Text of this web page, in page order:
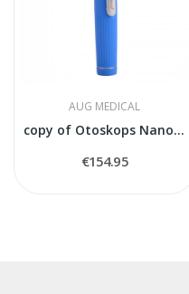
AUG MEDICAL
copy of Otoskops Nanoskop balts
€154.95